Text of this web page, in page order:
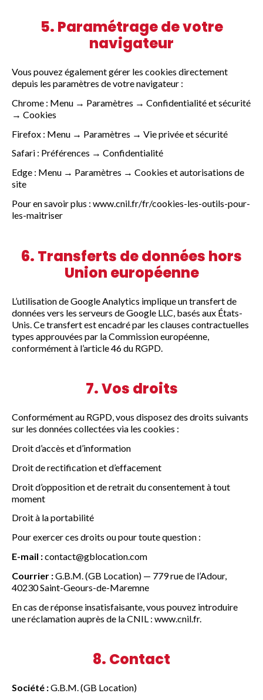
5. Paramétrage de votre
navigateur
Vous pouvez également gérer les cookies directement
depuis les paramètres de votre navigateur :
Chrome : Menu → Paramètres → Confidentialité et sécurité
→ Cookies
Firefox : Menu → Paramètres → Vie privée et sécurité
Safari : Préférences → Confidentialité
Edge : Menu → Paramètres → Cookies et autorisations de
site
Pour en savoir plus : www.cnil.fr/fr/cookies-les-outils-pour-
les-maitriser
6. Transferts de données hors
Union européenne
L’utilisation de Google Analytics implique un transfert de
données vers les serveurs de Google LLC, basés aux États-
Unis. Ce transfert est encadré par les clauses contractuelles
types approuvées par la Commission européenne,
conformément à l’article 46 du RGPD.
7. Vos droits
Conformément au RGPD, vous disposez des droits suivants
sur les données collectées via les cookies :
Droit d’accès et d’information
Droit de rectification et d’effacement
Droit d’opposition et de retrait du consentement à tout
moment
Droit à la portabilité
Pour exercer ces droits ou pour toute question :
E-mail :contact@gblocation.com
Courrier :G.B.M. (GB Location) — 779 rue de l’Adour,
40230 Saint-Geours-de-Maremne
En cas de réponse insatisfaisante, vous pouvez introduire
une réclamation auprès de la CNIL : www.cnil.fr.
8. Contact
Société :G.B.M. (GB Location)